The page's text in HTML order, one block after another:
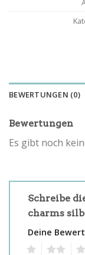
BEWERTUNGEN (0)
Bewertungen
Es gibt noch
Schreibe
charms
Deine